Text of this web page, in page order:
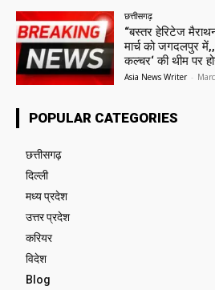
छत्तीसगढ़
“बस्तर हेरिटेज
मार्च को जगदलपुर
कल्चर‘ की थीम पर
Asia News Writer -
POPULAR CATEGORIES
छत्तीसगढ़
दिल्ली
मध्य प्रदेश
उत्तर प्रदेश
करियर
विदेश
Blog